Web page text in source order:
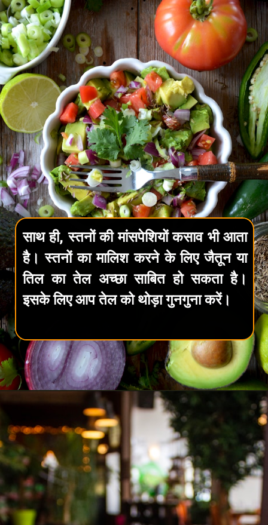
साथ ही, स्तनों की मांसपेशियों कसाव भी आता
है। स्तनों का मालिश करने के लिए जैतून या
तिल का तेल अच्छा साबित हो सकता है।
इसके लिए आप तेल को थोड़ा गुनगुना करें।